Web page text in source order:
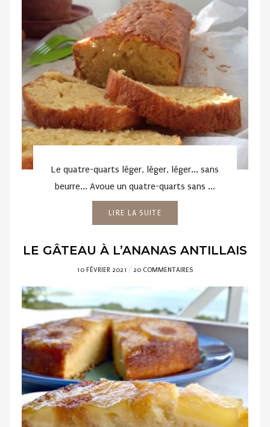
Le quatre-quarts léger, léger, léger... sans
beurre... Avoue un quatre-quarts sans ...
LIRE LA SUITE
LE GÂTEAU À L’ANANAS ANTILLAIS
POSTED
10 FÉVRIER 2021 20 COMMENTAIRES